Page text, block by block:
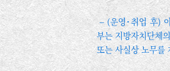
‒ (운영･취업 후)
부는 지방자치단체
또는 사실상 노무를